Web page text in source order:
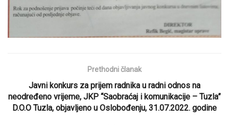
Prethodni članak
Javni konkurs za prijem radnika u radni odnos na
neodređeno vrijeme, JKP “Saobraćaj i komunikacije – Tuzla”
D.O.O Tuzla, objavljeno u Oslobođenju, 31.07.2022. godine